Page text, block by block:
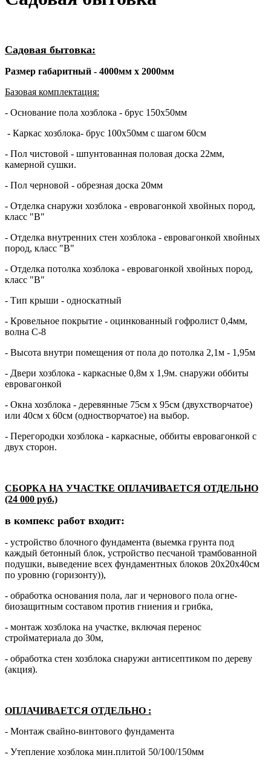
Садовая бытовка:
Размер габаритный - 4000мм х 2000мм
Базовая комплектация:
- Основание пола хозблока - брус 150х50мм
- Каркас хозблока- брус 100х50мм с шагом 60см
- Пол чистовой - шпунтованная половая доска 22мм,
камерной сушки.
- Пол черновой - обрезная доска 20мм
- Отделка снаружи хозблока - евровагонкой хвойных пород,
класс "В"
- Отделка внутренних стен хозблока - евровагонкой хвойных
пород, класс "В"
- Отделка потолка хозблока - евровагонкой хвойных пород,
класс "В"
- Тип крыши - односкатный
- Кровельное покрытие - оцинкованный гофролист 0,4мм,
волна С-8
- Высота внутри помещения от пола до потолка 2,1м - 1,95м
- Двери хозблока - каркасные 0,8м х 1,9м. снаружи оббиты
евровагонкой
- Окна хозблока - деревянные 75см х 95см (двухстворчатое)
или 40см х 60см (одностворчатое) на выбор.
- Перегородки хозблока - каркасные, оббиты евровагонкой с
двух сторон.
СБОРКА НА УЧАСТКЕ ОПЛАЧИВАЕТСЯ ОТДЕЛЬНО
(24 000 руб.)
в компекс работ входит:
- устройство блочного фундамента (выемка грунта под
каждый бетонный блок, устройство песчаной трамбованной
подушки, выведение всех фундаментных блоков 20х20х40см
по уровню (горизонту)),
- обработка основания пола, лаг и чернового пола огне-
биозащитным составом против гниения и грибка,
- монтаж хозблока на участке, включая перенос
стройматериала до 30м,
- обработка стен хозблока снаружи антисептиком по дереву
(акция).
ОПЛАЧИВАЕТСЯ ОТДЕЛЬНО :
- Монтаж свайно-винтового фундамента
- Утепление хозблока мин.плитой 50/100/150мм